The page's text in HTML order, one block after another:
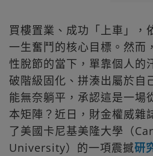
買樓置業、成功「上車」，
一生奮鬥的核心目標。然而
性脫節的當下，單靠個人的
破階級固化、拼湊出屬於自
能無奈躺平，承認這是一場
本矩陣？近日，財金權威雜
了美國卡尼基美隆大學（
University）的一項震撼研